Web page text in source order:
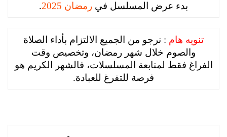
بدء عرض المسلسل في رمضان 2025 .
تنويه هام : نرجو من الجميع الالتزام بأداء الصلاة
والصوم خلال شهر رمضان، وتخصيص وقت
الفراغ فقط لمتابعة المسلسلات، فالشهر الكريم هو
فرصة للتفرغ للعبادة.